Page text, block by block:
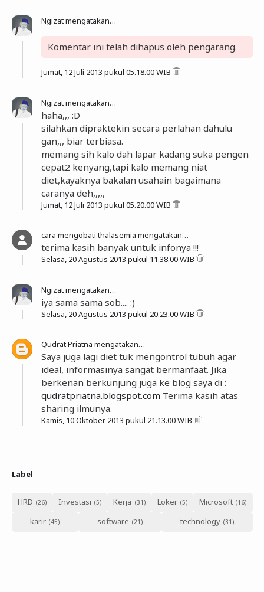
Ngizatmengatakan…
Komentar ini telah dihapus oleh pengarang.
Jumat, 12 Juli 2013 pukul 05.18.00 WIB
Ngizatmengatakan…
haha,,, :D
silahkan dipraktekin secara perlahan dahulu
gan,,, biar terbiasa.
memang sih kalo dah lapar kadang suka pengen
cepat2 kenyang,tapi kalo memang niat
diet,kayaknya bakalan usahain bagaimana
caranya deh,,,,,
Jumat, 12 Juli 2013 pukul 05.20.00 WIB
cara mengobati thalasemia mengatakan…
terima kasih banyak untuk infonya !!!
Selasa, 20 Agustus 2013 pukul 11.38.00 WIB
Ngizatmengatakan…
iya sama sama sob.... :)
Selasa, 20 Agustus 2013 pukul 20.23.00 WIB
Qudrat Priatna mengatakan…
Saya juga lagi diet tuk mengontrol tubuh agar
ideal, informasinya sangat bermanfaat. Jika
berkenan berkunjung juga ke blog saya di :
qudratpriatna.blogspot.com Terima kasih atas
sharing ilmunya.
Kamis, 10 Oktober 2013 pukul 21.13.00 WIB
Label
HRD Investasi Kerja Loker
Microsoft
karir
software technology